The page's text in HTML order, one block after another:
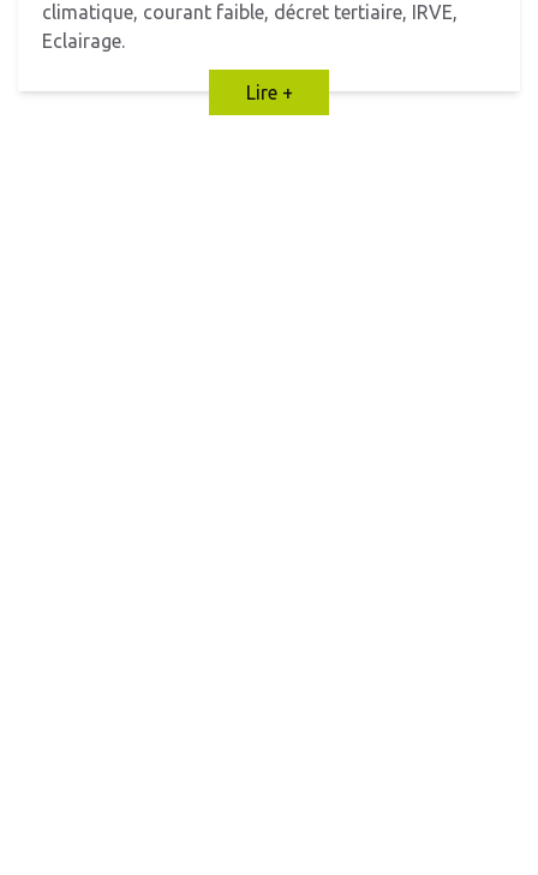
climatique, courant faible, décret tertiaire, IRVE,
Eclairage.
Lire +